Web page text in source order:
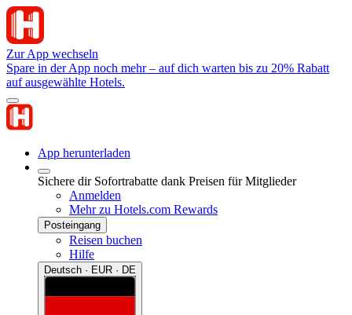
Zur App wechseln
Spare in der App noch mehr – auf dich warten bis zu 20% Rabatt
auf ausgewählte Hotels.
App herunterladen
Sichere dir Sofortrabatte dank Preisen für Mitglieder
Anmelden
Mehr zu Hotels.com Rewards
Posteingang
Reisen buchen
Hilfe
Deutsch · EUR · DE